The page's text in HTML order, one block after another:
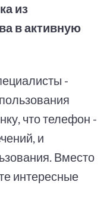
из
в активную
-
что телефон -
и
Вместо
интересные